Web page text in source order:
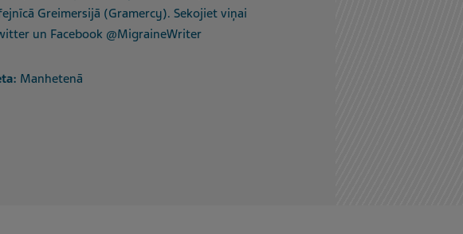
Greimersijā (Gramercy). Sekojiet viņai
un Facebook @MigraineWriter
Manhetenā